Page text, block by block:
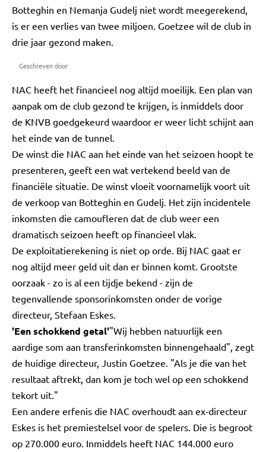
Botteghin en Nemanja Gudelj niet wordt meegerekend,
is er een verlies van twee miljoen. Goetzee wil de club in
drie jaar gezond maken.
Geschreven door
NAC heeft het financieel nog altijd moeilijk. Een plan van
aanpak om de club gezond te krijgen, is inmiddels door
de KNVB goedgekeurd waardoor er weer licht schijnt aan
het einde van de tunnel.
De winst die NAC aan het einde van het seizoen hoopt te
presenteren, geeft een wat vertekend beeld van de
financiële situatie. De winst vloeit voornamelijk voort uit
de verkoop van Botteghin en Gudelj. Het zijn incidentele
inkomsten die camoufleren dat de club weer een
dramatisch seizoen heeft op financieel vlak.
De exploitatierekening is niet op orde. Bij NAC gaat er
nog altijd meer geld uit dan er binnen komt. Grootste
oorzaak - zo is al een tijdje bekend - zijn de
tegenvallende sponsorinkomsten onder de vorige
directeur, Stefaan Eskes.
'Een schokkend getal'"Wij hebben natuurlijk een
aardige som aan transferinkomsten binnengehaald", zegt
de huidige directeur, Justin Goetzee. "Als je die van het
resultaat aftrekt, dan kom je toch wel op een schokkend
tekort uit."
Een andere erfenis die NAC overhoudt aan ex-directeur
Eskes is het premiestelsel voor de spelers. Die is begroot
op 270.000 euro. Inmiddels heeft NAC 144.000 euro